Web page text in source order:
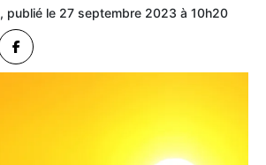
, publié le 27 septembre 2023 à 10h20